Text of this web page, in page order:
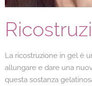
La ricostruzione in gel è
allungare e dare una
questa sostanza